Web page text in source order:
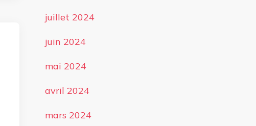
juillet 2024
juin 2024
mai 2024
avril 2024
mars 2024